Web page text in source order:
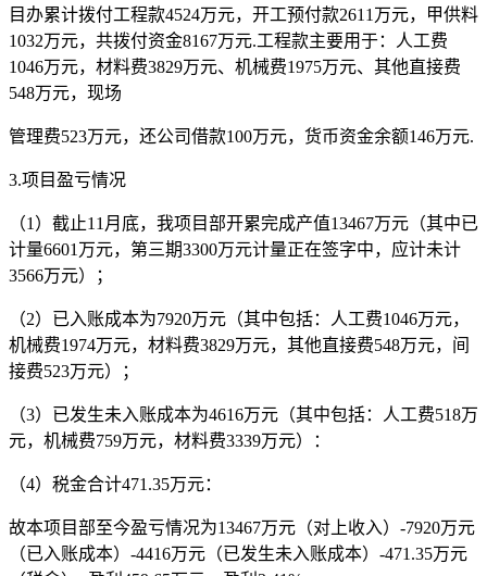
目办累计拨付工程款4524万元，开工预付款2611万元，甲供料
1032万元，共拨付资金8167万元.工程款主要用于：人工费
1046万元，材料费3829万元、机械费1975万元、其他直接费
548万元，现场
管理费523万元，还公司借款100万元，货币资金余额146万元.
3.项目盈亏情况
（1）截止11月底，我项目部开累完成产值13467万元（其中已
计量6601万元，第三期3300万元计量正在签字中，应计未计
3566万元）；
（2）已入账成本为7920万元（其中包括：人工费1046万元，
机械费1974万元，材料费3829万元，其他直接费548万元，间
接费523万元）；
（3）已发生未入账成本为4616万元（其中包括：人工费518万
元，机械费759万元，材料费3339万元）：
（4）税金合计471.35万元：
故本项目部至今盈亏情况为13467万元（对上收入）-7920万元
（已入账成本）-4416万元（已发生未入账成本）-471.35万元